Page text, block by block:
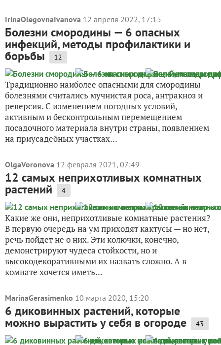
IrinaOlegovnaIvanova 12 апреля 2022, 17:15
Болезни смородины — 6 опасных
инфекций, методы профилактики и
борьбы 12
Традиционно наиболее опасными для смородины
болезнями считались мучнистая роса, антракноз и
реверсия. С изменением погодных условий,
активным и бесконтрольным перемещением
посадочного материала внутри страны, появлением
на приусадебных участках...
OlgaVoronova 12 февраля 2021, 07:49
12 самых неприхотливых комнатных
растений 4
Какие же они, неприхотливые комнатные растения?
В первую очередь на ум приходят кактусы — но нет,
речь пойдет не о них. Эти колючки, конечно,
демонстрируют чудеса стойкости, но и
высокодекоративными их назвать сложно. А в
комнате хочется иметь...
MarinaGerasimenko 10 марта 2020, 15:20
6 диковинных растений, которые
можно вырастить у себя в огороде 43